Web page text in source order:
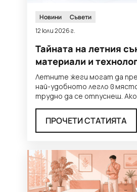
Новини
Съвети
12 юли 2026 г.
Тайната на летния
материали и
прохладни нощи
Летните жеги могат да
най-удобното легло в
трудно да се отпуснеш.
ПРОЧЕТИ СТАТИЯТА